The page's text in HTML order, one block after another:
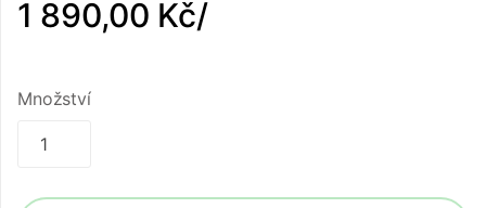
1 890,00 Kč/
Množství